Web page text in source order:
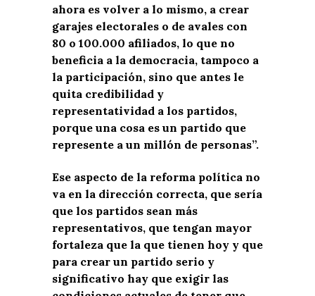
ahora es volver a lo mismo, a crear
garajes electorales o de avales con
80 o 100.000 afiliados, lo que no
beneficia a la democracia, tampoco a
la participación, sino que antes le
quita credibilidad y
representatividad a los partidos,
porque una cosa es un partido que
represente a un millón de personas”.
Ese aspecto de la reforma política no
va en la dirección correcta, que sería
que los partidos sean más
representativos, que tengan mayor
fortaleza que la que tienen hoy y que
para crear un partido serio y
significativo hay que exigir las